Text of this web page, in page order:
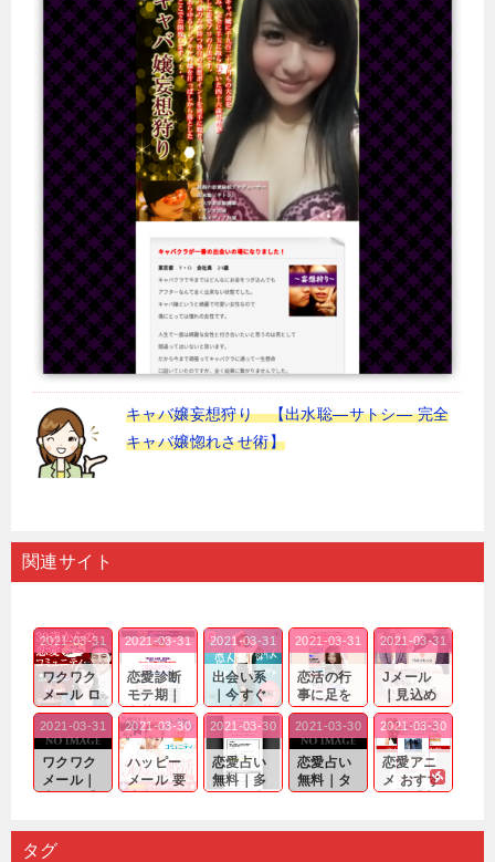
キャバ嬢妄想狩り 【出水聡―サトシ― 完全
キャバ嬢惚れさせ術】
関連サイト
ワクワク
メール ロ
グイン pc
｜心の底
から真
剣...
2021-03-31
恋愛診断
モテ期｜
老若男女
問わ
ず…。
2021-03-31
出会い系
｜今すぐ
仲良くな
れる相手
探しをし
たいと...
2021-03-31
恋活の行
事に足を
運んでも
出会いの
チャンス
が訪れ...
2021-03-31
Jメール
｜見込め
る効果が
確実なも
のであっ
ても…...
2021-03-31
ワクワク
メール｜
り会った
人に軽...
2021-03-31
ハッピー
メール 要
するので
2021-03-30
恋愛占い
無料｜多
プリの内
2021-03-30
恋愛占い
無料｜タ
る人に恋
2021-03-30
恋愛アニ
メ おすす
雑で素人
2021-03-30
タグ